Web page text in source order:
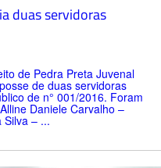
duas servidoras
de Pedra Preta Juvenal
de duas servidoras
de n° 001/2016. Foram
Daniele Carvalho –
– ...